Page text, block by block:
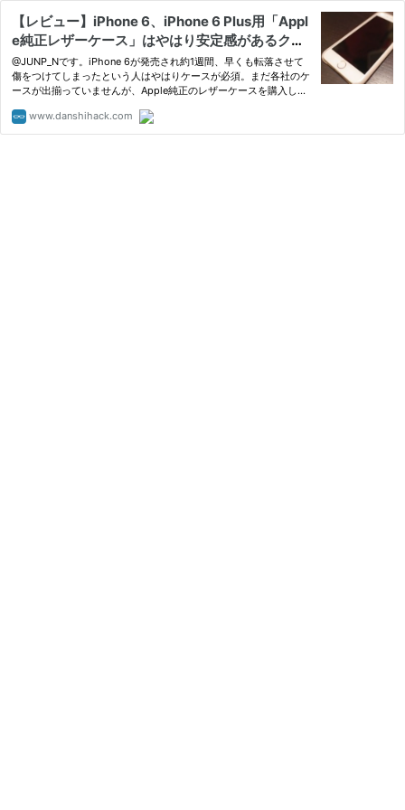
【レビュー】iPhone 6、iPhone 6 Plus用「Appl
e純正レザーケース」はやはり安定感があるクオ
リティ｜男子ハック
@JUNP_Nです。iPhone 6が発売され約1週間、早くも転落させて
傷をつけてしまったという人はやはりケースが必須。まだ各社のケ
ースが出揃っていませんが、Apple純正のレザーケースを購入しま
www.danshihack.com